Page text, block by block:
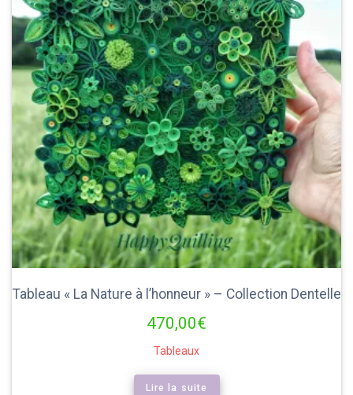
Tableau « La Nature à l’honneur » – Collection Dentelle
470,00€
Tableaux
Lire la suite